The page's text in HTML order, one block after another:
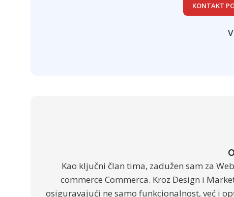
KONTAKT
Kao ključni član tima, zadužen sam za
commerce Commerca. Kroz Design i
osiguravajući ne samo funkcionalnost, već i